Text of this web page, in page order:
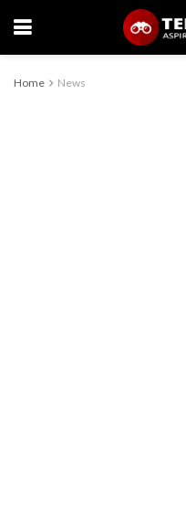
Home News